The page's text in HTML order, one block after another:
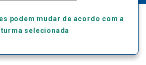
podem mudar de acordo com a
turma selecionada